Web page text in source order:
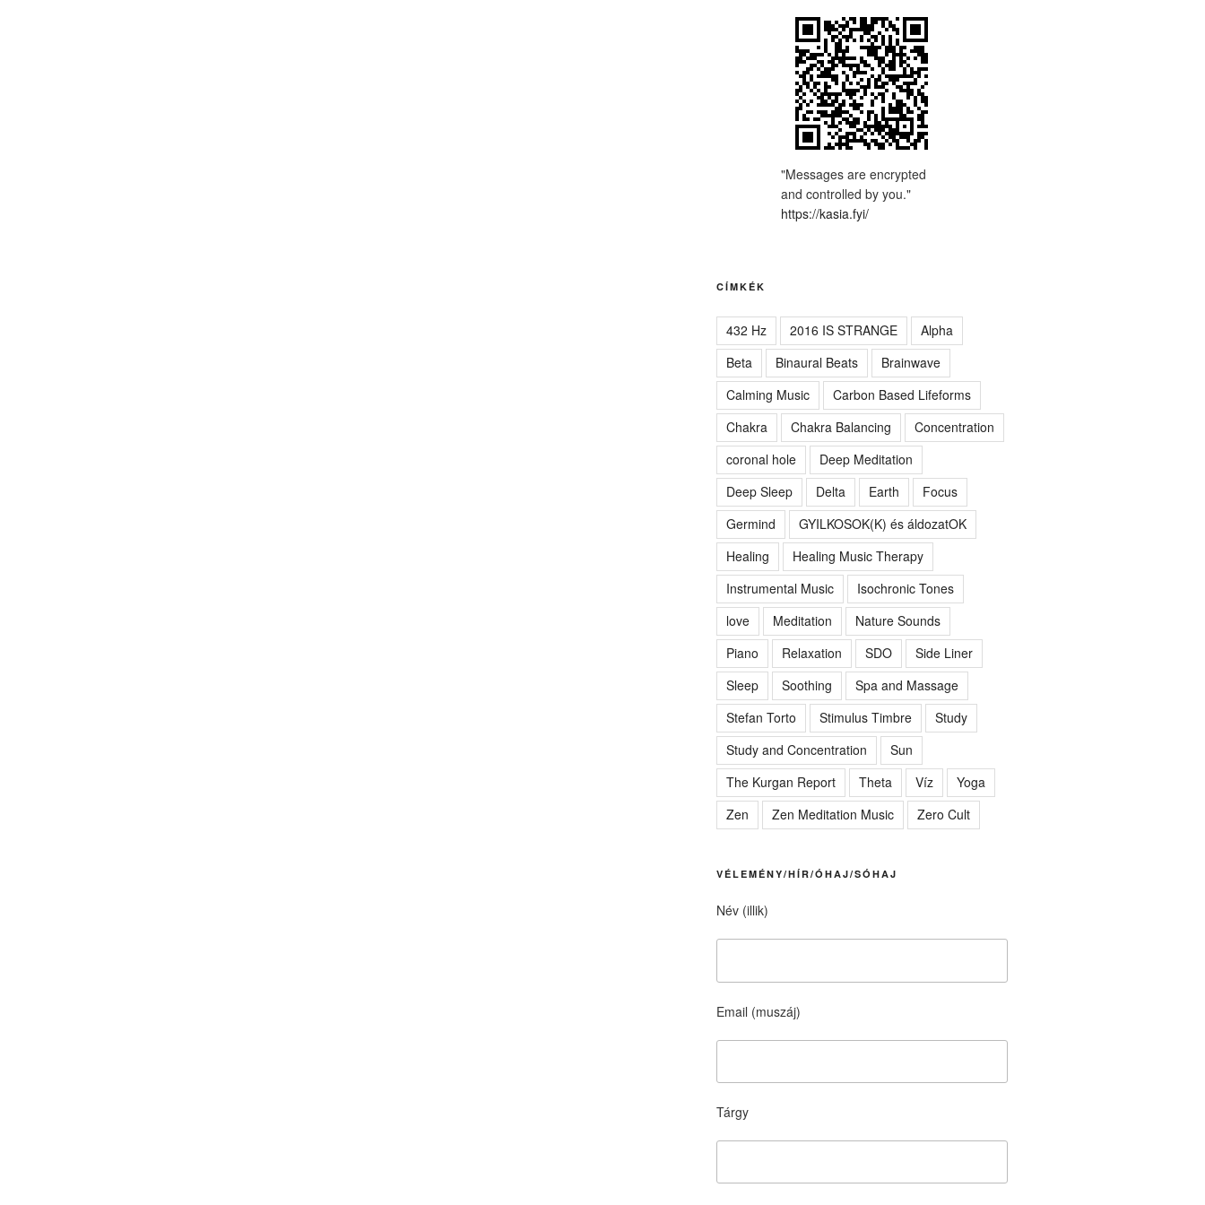
"Messages are encrypted
and controlled by you."
https://kasia.fyi/
CÍMKÉK
432 Hz 2016 IS STRANGE
Alpha
Beta
Binaural Beats
Brainwave
Calming Music
Carbon Based Lifeforms
Chakra
Chakra Balancing
Concentration
coronal hole
Deep Meditation
Deep Sleep
Delta Earth
Focus
Germind
GYILKOSOK(K) és áldozatOK
Healing
Healing Music Therapy
Instrumental Music
Isochronic Tones
love
Meditation
Nature Sounds
Piano
Relaxation SDO
Side Liner
Sleep
Soothing
Spa and Massage
Stefan Torto
Stimulus Timbre
Study
Study and Concentration
Sun
The Kurgan Report
Theta Víz
Yoga
Zen
Zen Meditation Music Zero Cult
VÉLEMÉNY/HÍR/ÓHAJ/SÓHAJ
Név (illik)
Email (muszáj)
Tárgy